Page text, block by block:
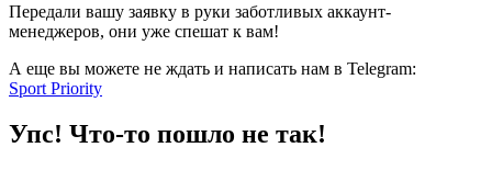
Передали вашу заявку в руки заботливых аккаунт-
менеджеров, они уже спешат к вам!
А еще вы можете не ждать и написать нам в Telegram:
Sport Priority
Упс! Что-то пошло не так!